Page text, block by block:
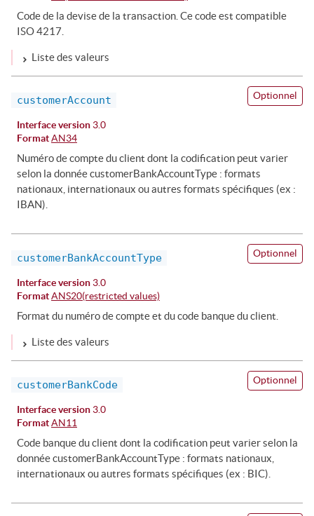
Code de la devise de la transaction. Ce code est compatible
ISO 4217.
Liste des valeurs
customerAccount Optionnel
Interface version 3.0
Format AN34
Numéro de compte du client dont la codification peut varier
selon la donnée customerBankAccountType : formats
nationaux, internationaux ou autres formats spécifiques (ex :
IBAN).
customerBankAccountType Optionnel
Interface version 3.0
Format ANS20(restricted values)
Format du numéro de compte et du code banque du client.
Liste des valeurs
customerBankCode Optionnel
Interface version 3.0
Format AN11
Code banque du client dont la codification peut varier selon la
donnée customerBankAccountType : formats nationaux,
internationaux ou autres formats spécifiques (ex : BIC).